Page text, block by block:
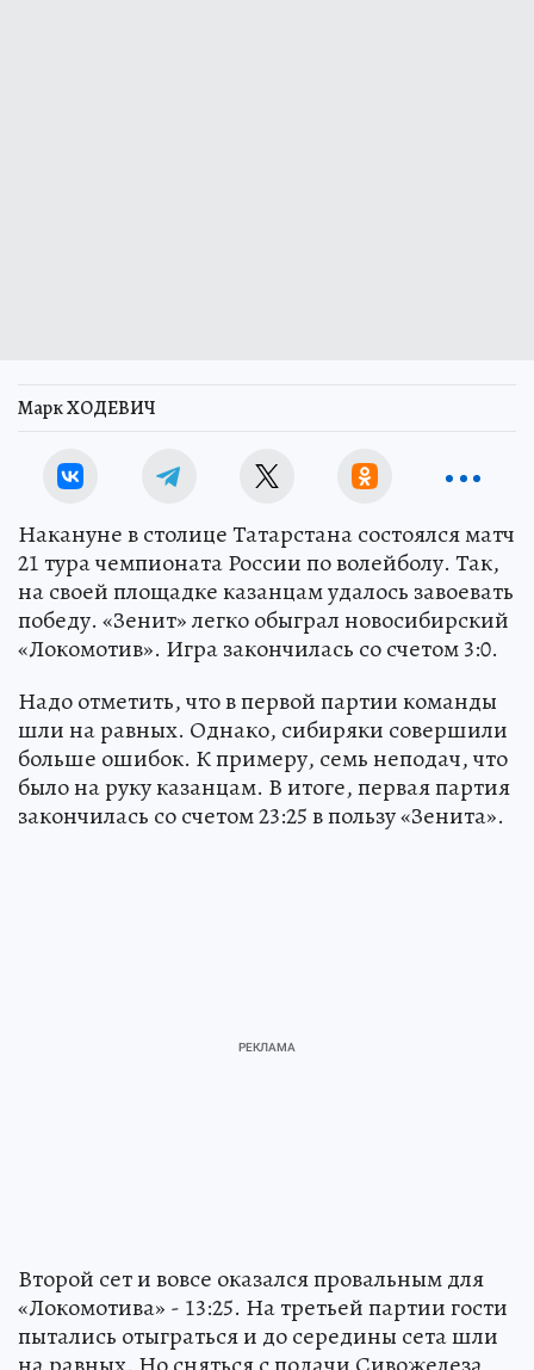
Марк ХОДЕВИЧ
Накануне в столице Татарстана состоялся матч
21 тура чемпионата России по волейболу. Так,
на своей площадке казанцам удалось завоевать
победу. «Зенит» легко обыграл новосибирский
«Локомотив». Игра закончилась со счетом 3:0.
Надо отметить, что в первой партии команды
шли на равных. Однако, сибиряки совершили
больше ошибок. К примеру, семь неподач, что
было на руку казанцам. В итоге, первая партия
закончилась со счетом 23:25 в пользу «Зенита».
Второй сет и вовсе оказался провальным для
«Локомотива» - 13:25. На третьей партии гости
пытались отыграться и до середины сета шли